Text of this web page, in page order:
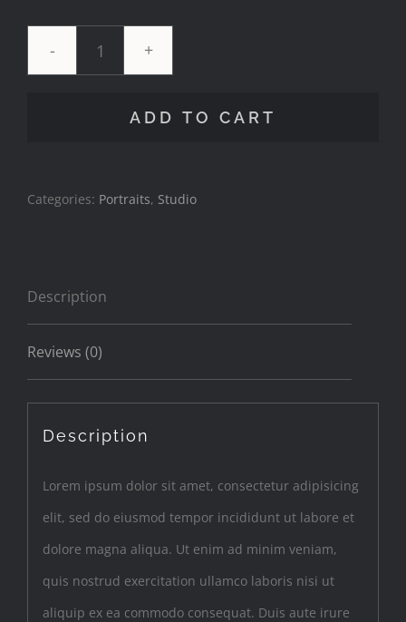
ADD TO CART
Categories: Portraits, Studio
Description
Reviews (0)
Description
Lorem ipsum dolor sit amet, consectetur adipisicing
elit, sed do eiusmod tempor incididunt ut labore et
dolore magna aliqua. Ut enim ad minim veniam,
quis nostrud exercitation ullamco laboris nisi ut
aliquip ex ea commodo consequat. Duis aute irure